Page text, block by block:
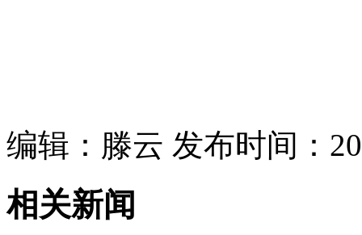
编辑：滕云 发布时间：
相关新闻